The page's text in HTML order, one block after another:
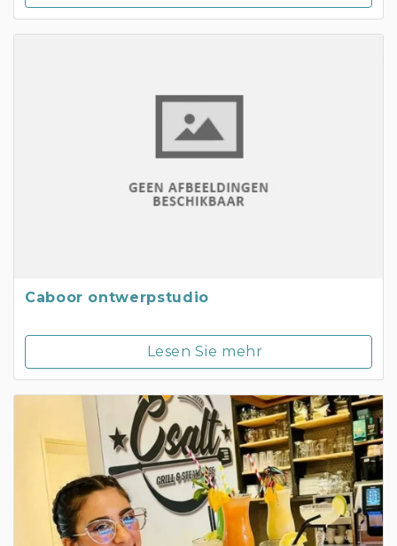
Caboor ontwerpstudio
Lesen Sie mehr